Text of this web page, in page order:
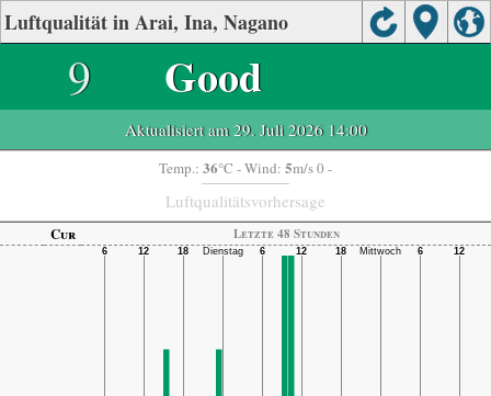
Luftqualität in Arai, Ina, Nagano
9 Good
Aktualisiert am 29. Juli 2026 14:00
Temp.: 36°C - Wind: 5m/s 0 -
Luftqualitätsvorhersage
Cur Letzte 48 Stunden